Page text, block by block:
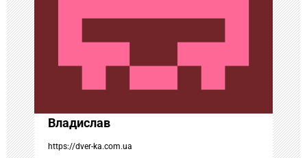
п
о
з
а
п
Владислав
https://dver-ka.com.ua